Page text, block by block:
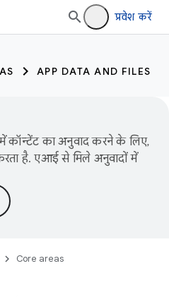
प्रवेश करें
APP DATA AND FILES
कॉन्टेंट का अनुवाद करने के लिए,
है. एआई से मिले अनुवादों में
Core areas